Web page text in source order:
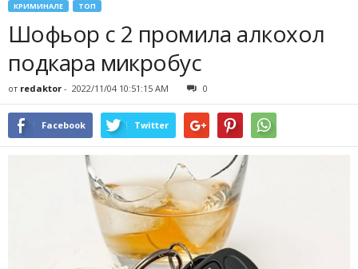
КРИМИНАЛЕ ТОП
Шофьор с 2 промила алкохол
подкара микробус
от redaktor - 2022/11/04 10:51:15 AM 0
Facebook Twitter